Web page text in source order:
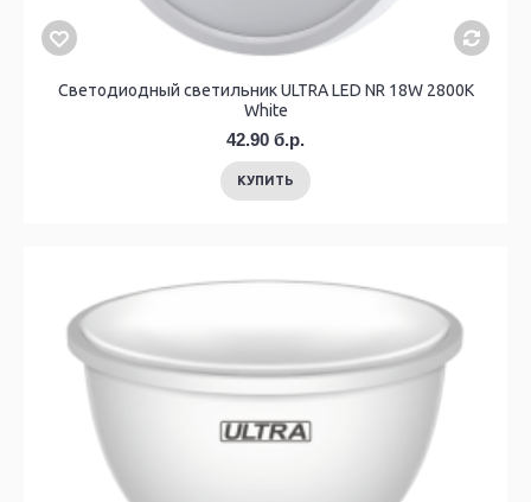
Светодиодный светильник ULTRA LED NR 18W 2800K
White
42.90 б.р.
КУПИТЬ